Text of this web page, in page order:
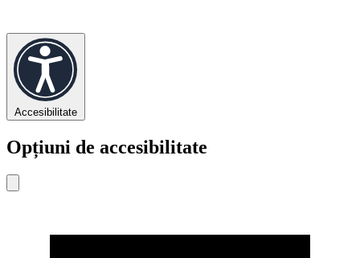
Accesibilitate
Opțiuni de accesibilitate